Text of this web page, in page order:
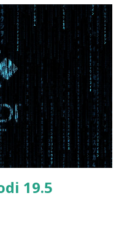
) Set AHCI Mode ->
Boot: Secure Boot ->
and CSM OS (Essa
Boot > Boot Priority
HDD: Essa ordem de boot
o boot pela USB, depois
as opções acima são
19.5